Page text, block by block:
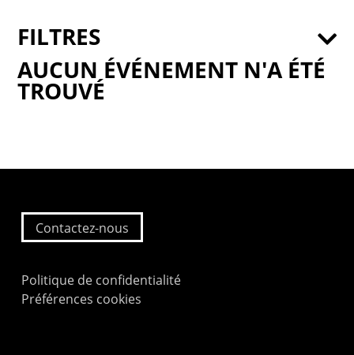
AUCUN ÉVÉNEMENT N'A ÉTÉ
TROUVÉ
FILTRES
Contactez-nous
Politique de confidentialité
Préférences cookies